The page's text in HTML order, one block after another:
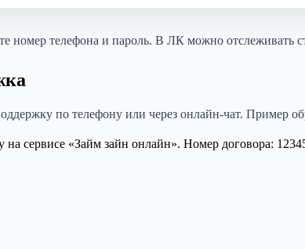
номер телефона и пароль. В ЛК можно отслеживать
по телефону или через онлайн-чат. Пример
сервисе «Займ зайн онлайн». Номер договора: